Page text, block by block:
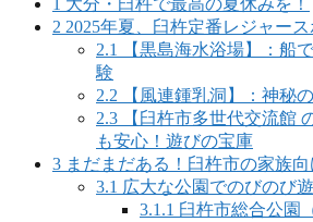
2 2025年夏、臼杵定番レジャース
2.1
【黒島海水浴場】：船
験
2.2 【風連鍾乳洞】：神秘
2.3 【臼杵市多世代交流館
も安心！遊びの宝庫
3 まだまだある！臼杵市の家族
3.1 広大な公園でのびのび遊
3.1.1 臼杵市総合公園